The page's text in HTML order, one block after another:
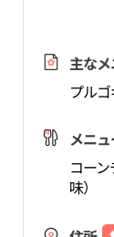
主な
プル
メニ
コー
味）